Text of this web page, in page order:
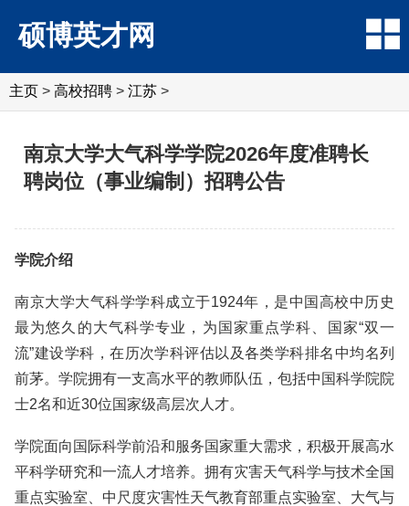
硕博英才网
主页 > 高校招聘 > 江苏 >
南京大学大气科学学院2026年度准聘长
聘岗位（事业编制）招聘公告
学院介绍
南京大学大气科学学科成立于1924年，是中国高校中历史
最为悠久的大气科学专业，为国家重点学科、国家“双一
流”建设学科，在历次学科评估以及各类学科排名中均名列
前茅。学院拥有一支高水平的教师队伍，包括中国科学院院
士2名和近30位国家级高层次人才。
学院面向国际科学前沿和服务国家重大需求，积极开展高水
平科学研究和一流人才培养。拥有灾害天气科学与技术全国
重点实验室、中尺度灾害性天气教育部重点实验室、大气与